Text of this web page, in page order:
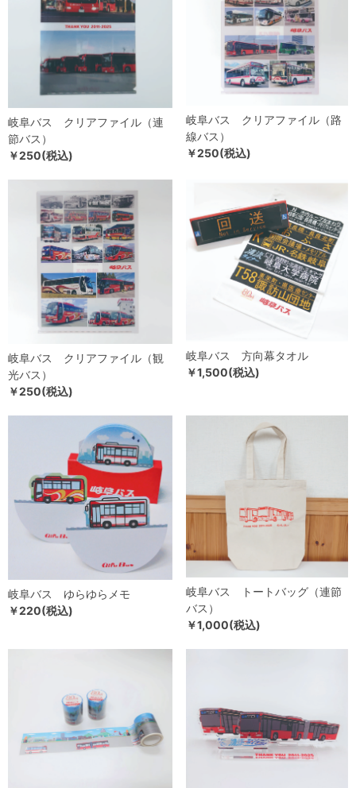
岐阜バス クリアファイル（連
節バス）
￥250(税込)
岐阜バス クリアファイル（路
線バス）
￥250(税込)
岐阜バス クリアファイル（観
光バス）
￥250(税込)
岐阜バス 方向幕タオル
￥1,500(税込)
岐阜バス ゆらゆらメモ
￥220(税込)
岐阜バス トートバッグ（連節
バス）
￥1,000(税込)